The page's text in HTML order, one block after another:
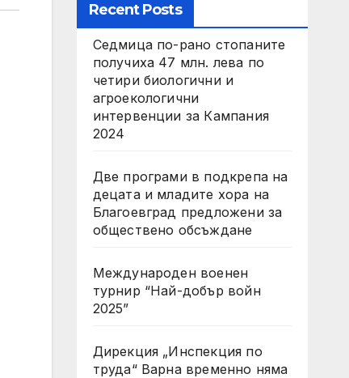
Recent Posts
Седмица по-рано стопаните
получиха 47 млн. лева по
четири биологични и
агроекологични
интервенции за Кампания
2024
Две програми в подкрепа на
децата и младите хора на
Благоевград предложени за
обществено обсъждане
Международен военен
турнир “Най-добър войн
2025”
Дирекция „Инспекция по
труда“ Варна временно няма